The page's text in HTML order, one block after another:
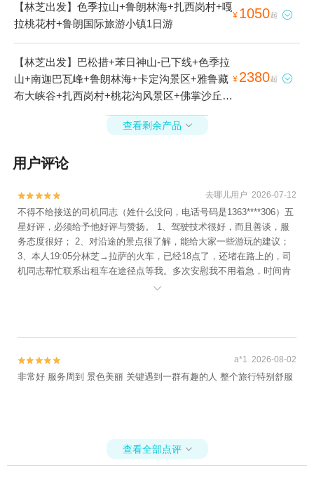
【林芝出发】色季拉山+鲁朗林海+扎西岗村+嘎
拉桃花村+鲁朗国际旅游小镇1日游
¥ 1050起 
【林芝出发】巴松措+苯日神山-已下线+色季拉
山+南迦巴瓦峰+鲁朗林海+卡定沟景区+雅鲁藏
布大峡谷+扎西岗村+桃花沟风景区+佛掌沙丘
+苯日景区-已下线+鲁朗国际旅游小镇+新措3日
¥ 2380起 
查看剩余产品 
用户评论

 去哪儿用户 2026-07-12
不得不给接送的司机同志（姓什么没问，电话号码是1363****306）五
星好评，必须给予他好评与赞扬。 1、驾驶技术很好，而且善谈，服
务态度很好； 2、对沿途的景点很了解，能给大家一些游玩的建议；
3、本人19:05分林芝→拉萨的火车，已经18点了，还堵在路上的，司
机同志帮忙联系出租车在途径点等我。多次安慰我不用着急，时间肯
定来得及。紧赶慢赶，在发车前30分钟赶到了林芝站。


 a*1 2026-08-02
非常好 服务周到 景色美丽 关键遇到一群有趣的人 整个旅行特别舒服
查看全部点评 